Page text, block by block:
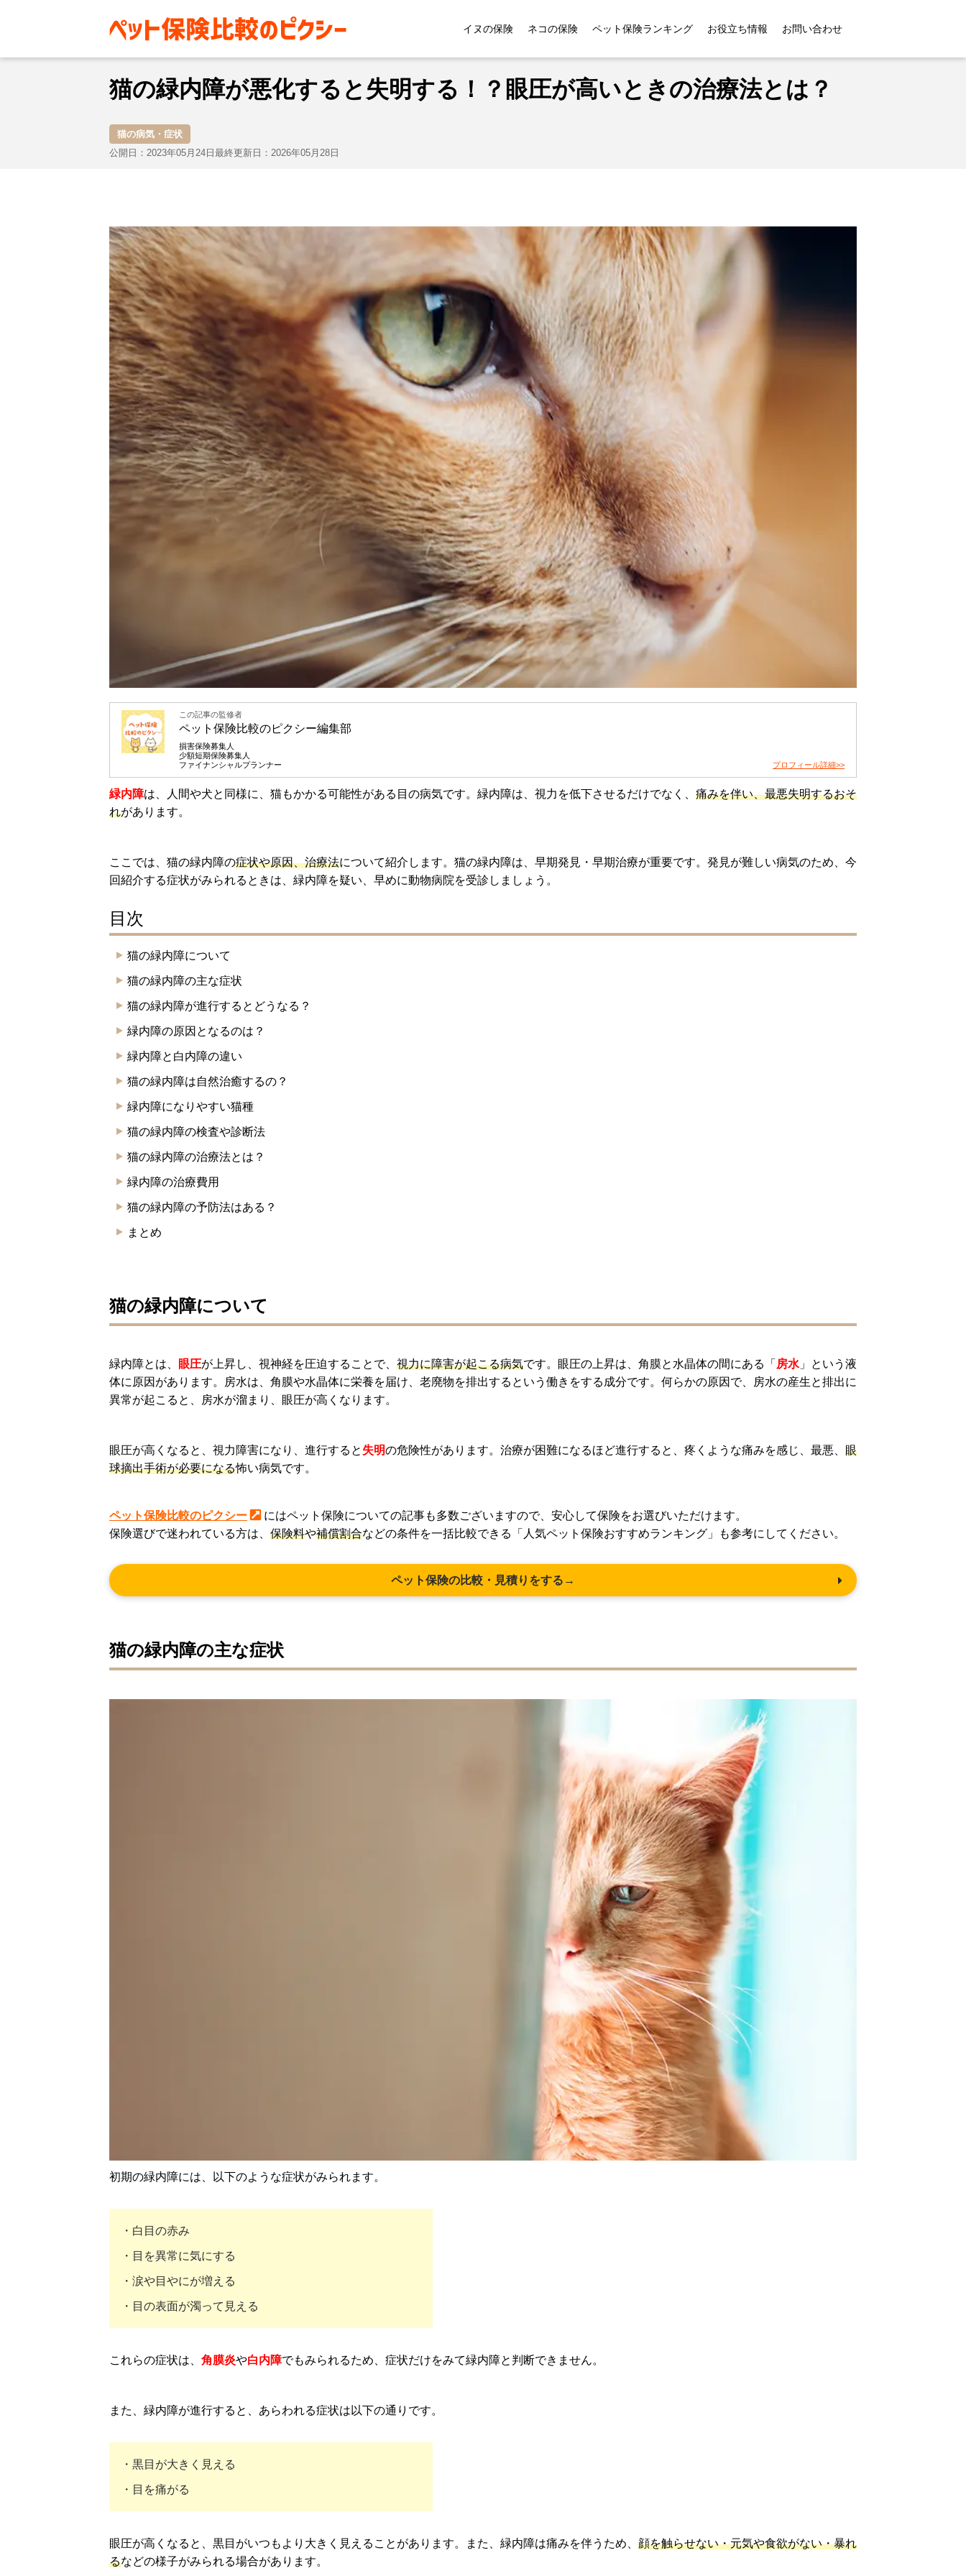
イヌの保険 ネコの保険 ペット保険ランキング お役立ち情報 お問い合わせ
お役立ち情報 猫 猫の病気・症状 猫の緑内障が悪化すると失明する！？眼圧が高いときの治療法とは？
猫の緑内障が悪化すると失明する！？眼圧が高いときの治療法とは？
猫の病気・症状
公開日：2023年05月24日 最終更新日：2026年05月28日
この記事の監修者
ペット保険比較のピクシー編集部
損害保険募集人
少額短期保険募集人
ファイナンシャルプランナー
プロフィール詳細>>
緑内障は、人間や犬と同様に、猫もかかる可能性がある目の病気です。緑内障は、視力を低下させるだけでなく、 痛みを伴い、最悪失明するおそ
れがあります。
ここでは、猫の緑内障の症状や原因、治療法について紹介します。猫の緑内障は、早期発見・早期治療が重要です。発見が難しい病気のため、今
回紹介する症状がみられるときは、緑内障を疑い、早めに動物病院を受診しましょう。
目次
猫の緑内障について
猫の緑内障の主な症状
猫の緑内障が進行するとどうなる？
緑内障の原因となるのは？
緑内障と白内障の違い
猫の緑内障は自然治癒するの？
緑内障になりやすい猫種
猫の緑内障の検査や診断法
猫の緑内障の治療法とは？
緑内障の治療費用
猫の緑内障の予防法はある？
まとめ
猫の緑内障について
緑内障とは、 眼圧が上昇し、視神経を圧迫することで、 視力に障害が起こる病気です。眼圧の上昇は、角膜と水晶体の間にある「 房水 」という液
体に原因があります。房水は、角膜や水晶体に栄養を届け、老廃物を排出するという働きをする成分です。何らかの原因で、房水の産生と排出に
異常が起こると、房水が溜まり、眼圧が高くなります。
眼圧が高くなると、視力障害になり、進行すると 失明の危険性があります。治療が困難になるほど進行すると、疼くような痛みを感じ、最悪、 眼
球摘出手術が必要になる怖い病気です。
ペット保険比較のピクシー
にはペット保険についての記事も多数ございますので、安心して保険をお選びいただけます。
保険選びで迷われている方は、 保険料や補償割合などの条件を一括比較できる「人気ペット保険おすすめランキング」も参考にしてください。
ペット保険の比較・見積りをする→
猫の緑内障の主な症状
初期の緑内障には、以下のような症状がみられます。
・白目の赤み
・目を異常に気にする
・涙や目やにが増える
・目の表面が濁って見える
これらの症状は、 角膜炎や白内障でもみられるため、症状だけをみて緑内障と判断できません。
また、緑内障が進行すると、あらわれる症状は以下の通りです。
・黒目が大きく見える
・目を痛がる
眼圧が高くなると、黒目がいつもより大きく見えることがあります。また、緑内障は痛みを伴うため、 顔を触らせない・元気や食欲がない・暴れ
るなどの様子がみられる場合があります。